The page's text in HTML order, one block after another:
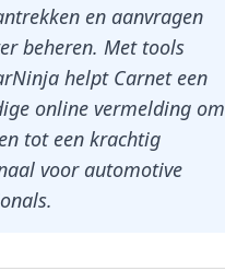
en aanvragen
beheren. Met tools
helpt Carnet een
online vermelding om
tot een krachtig
voor automotive